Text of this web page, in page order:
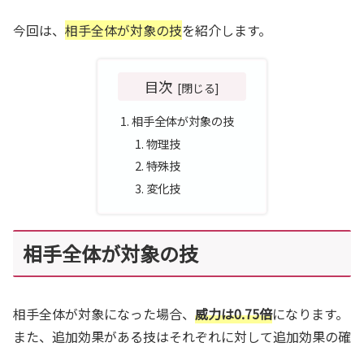
今回は、 相手全体が対象の技を紹介します。
目次
相手全体が対象の技
物理技
特殊技
変化技
相手全体が対象の技
相手全体が対象になった場合、 威力は0.75倍になります。
また、追加効果がある技はそれぞれに対して追加効果の確